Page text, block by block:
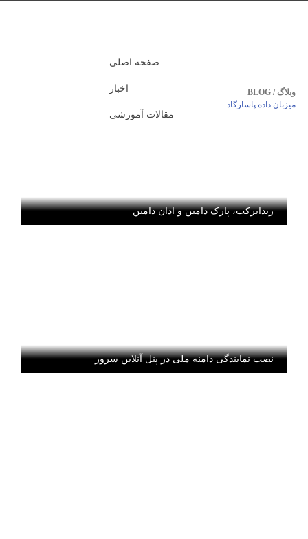
وبلاگ / BLOG
میزبان داده پاسارگاد
صفحه اصلی
اخبار
مقالات آموزشی
ریدایرکت، پارک دامین و ادان دامین
نصب نمایندگی دامنه ملی در پنل آنلاین سرور